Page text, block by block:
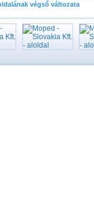
végső változata